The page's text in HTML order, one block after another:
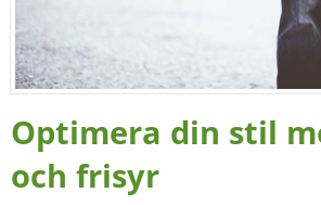
Optimera din stil
och frisyr